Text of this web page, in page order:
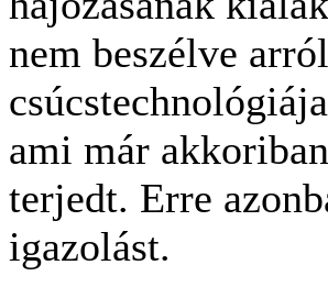
nem beszélve
ami már
terjedt. Erre
igazolást.